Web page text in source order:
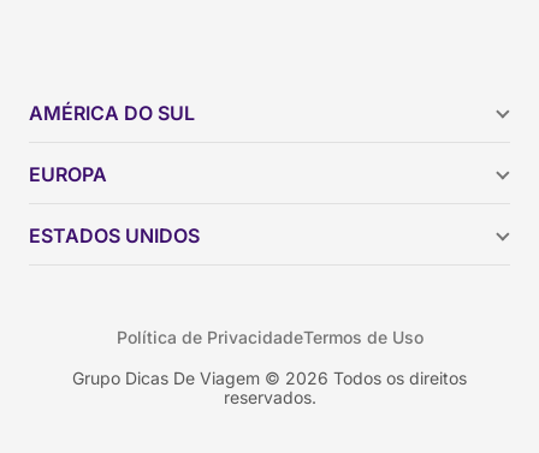
AMÉRICA DO SUL
Brasil
Colômbia
EUROPA
ESTADOS UNIDOS
Nova York
Grupo Dicas De Viagem © 2026 Todos os direitos
reservados.
Política de PrivacidadeTermos de Uso